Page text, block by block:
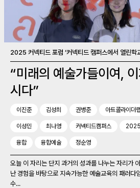
2025 커넥티드 포럼 ‘커넥티드 캠퍼스에서 열린학
“미래의 예술가들이여,
시다”
이진준 김성희 권병준 아트콜라이더랩
이성민 최나영 커넥티드캠퍼스 2025
융합 융합예술 정순영
오늘 이 자리는 단지 과거의 성과를 나누는 자리가
난 경험을 바탕으로 지속가능한 예술교육의 패러다
수...